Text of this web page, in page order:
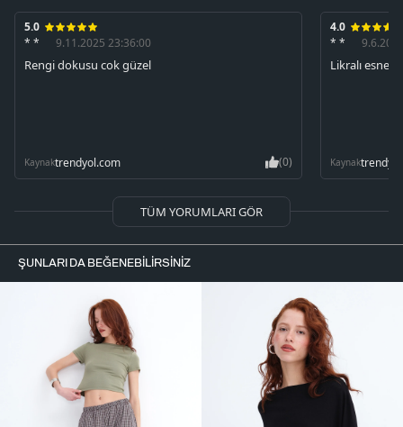
5.0
* *
9.11.2025 23:36:00
Rengi dokusu cok güzel
Kaynaktrendyol.com (0)
4.0
* *
Likralı
Kaynak
TÜM YORUMLARI GÖR
ŞUNLARI DA BEĞENEBILIRSINIZ